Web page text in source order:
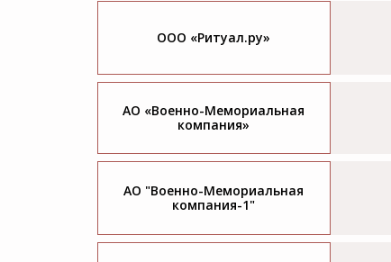
ООО «Ритуал.ру»
АО «Военно-Мемориальная
компания»
АО "Военно-Мемориальная
компания-1"